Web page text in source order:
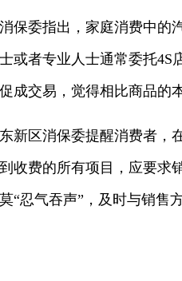
委指出，家庭消费中的汽
或者专业人士通常委托4S
成交易，觉得相比商品的
区消保委提醒消费者，在
收费的所有项目，应要求
“忍气吞声”，及时与销售